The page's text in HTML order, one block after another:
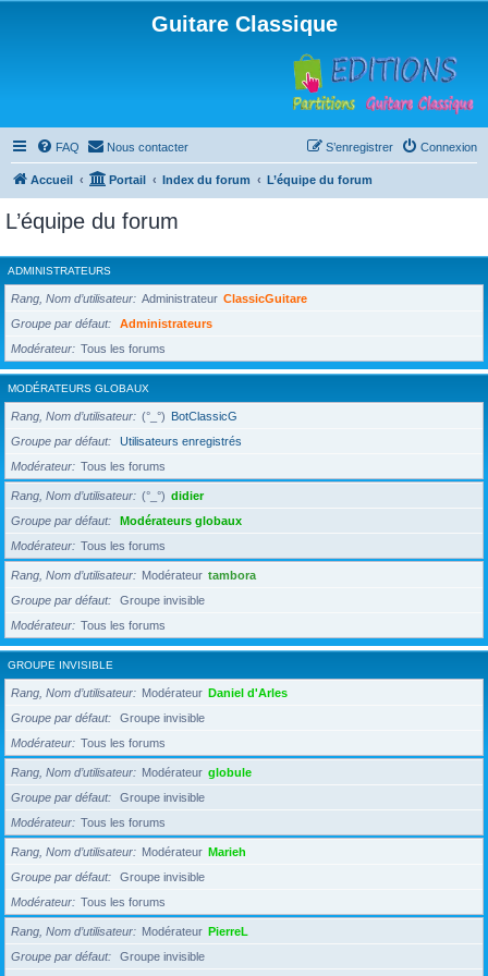
Guitare Classique
FAQ Nous contacter Connexion
S’enregistrer
Accueil Portail Index du forum L’équipe du forum
L’équipe du forum
ADMINISTRATEURS
Rang, Nom d’utilisateur Administrateur ClassicGuitare
Groupe par défaut
Administrateurs
Modérateur
Tous les forums
MODÉRATEURS GLOBAUX
Rang, Nom d’utilisateur (°_°) BotClassicG
Groupe par défaut
Utilisateurs enregistrés
Modérateur
Tous les forums
Rang, Nom d’utilisateur (°_°) didier
Groupe par défaut
Modérateurs globaux
Modérateur
Tous les forums
Rang, Nom d’utilisateur Modérateur tambora
Groupe par défaut
Groupe invisible
Modérateur
Tous les forums
GROUPE INVISIBLE
Rang, Nom d’utilisateur Modérateur Daniel d'Arles
Groupe par défaut
Groupe invisible
Modérateur
Tous les forums
Rang, Nom d’utilisateur Modérateur globule
Groupe par défaut
Groupe invisible
Modérateur
Tous les forums
Rang, Nom d’utilisateur Modérateur Marieh
Groupe par défaut
Groupe invisible
Modérateur
Tous les forums
Rang, Nom d’utilisateur Modérateur PierreL
Groupe par défaut
Groupe invisible